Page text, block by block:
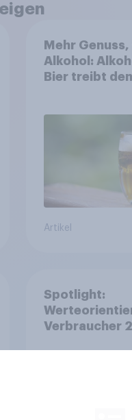
Mehr
Alkohol:
Bier treibt
Artikel
Spotlight:
Verbraucher